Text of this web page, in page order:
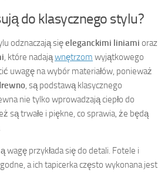
do klasycznego stylu?
odznaczają sięeleganckimi liniami oraz
, które nadająwnętrzom wyjątkowego
uwagę na wybór materiałów, ponieważ
, są podstawą klasycznego
nie tylko wprowadzają ciepło do
są trwałe i piękne, co sprawia, że będą
wagę przykłada się do detali. Fotele i
a ich tapicerka często wykonana jest